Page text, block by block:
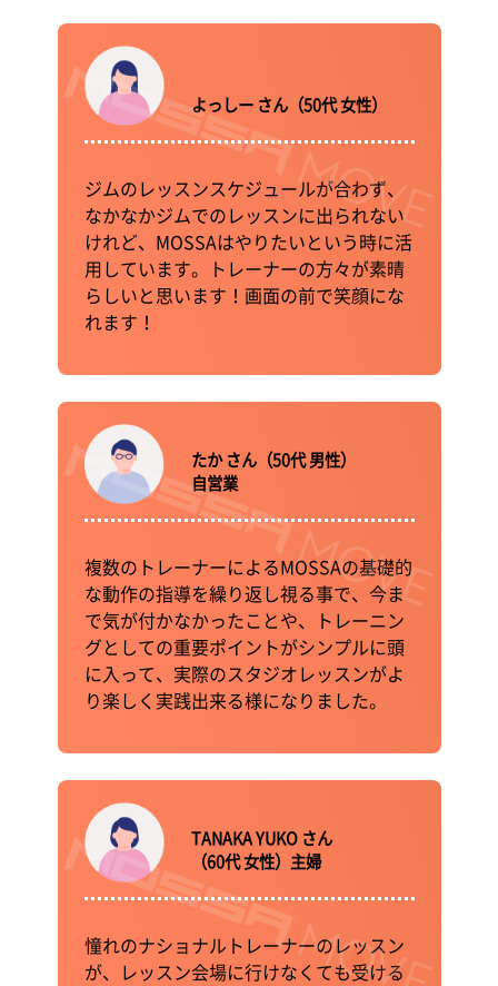
よっしー さん（50代 女性）
ジムのレッスンスケジュールが合わず、
なかなかジムでのレッスンに出られない
けれど、MOSSAはやりたいという時に活
用しています。トレーナーの方々が素晴
らしいと思います！画面の前で笑顔にな
れます！
たか さん（50代 男性）
自営業
複数のトレーナーによるMOSSAの基礎的
な動作の指導を繰り返し視る事で、今ま
で気が付かなかったことや、トレーニン
グとしての重要ポイントがシンプルに頭
に入って、実際のスタジオレッスンがよ
り楽しく実践出来る様になりました。
TANAKA YUKO さん
（60代 女性）主婦
憧れのナショナルトレーナーのレッスン
が、レッスン会場に行けなくても受ける